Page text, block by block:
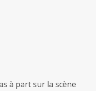
à part sur la scène